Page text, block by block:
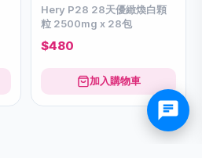
Hery P28 28天優緻煥白顆
粒 2500mg x 28包
$480
加入購物車